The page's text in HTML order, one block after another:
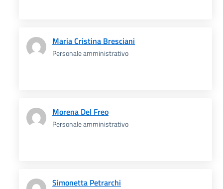
Maria Cristina Bresciani
Personale amministrativo
Morena Del Freo
Personale amministrativo
Simonetta Petrarchi